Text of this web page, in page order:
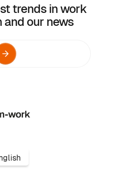
trends in work
our news